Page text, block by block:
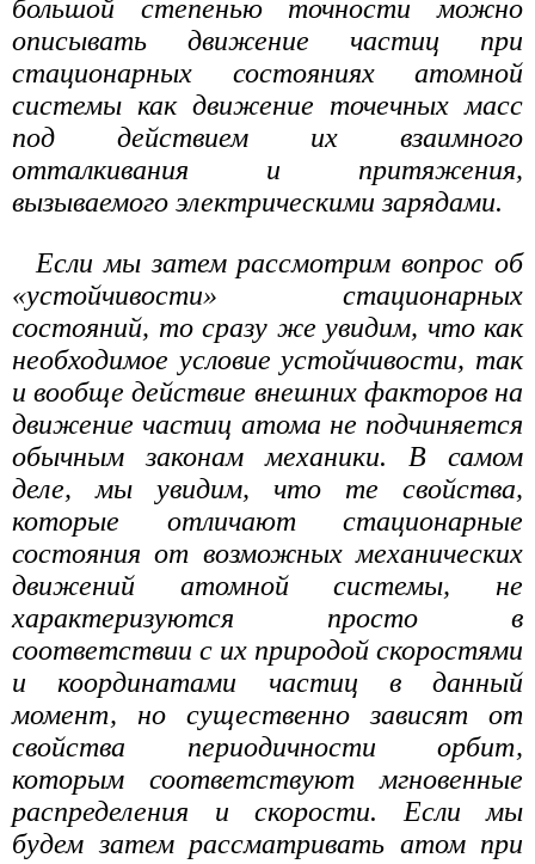
большой степенью точности можно
описывать движение частиц при
стационарных состояниях атомной
системы как движение точечных масс
под действием их взаимного
отталкивания и притяжения,
вызываемого электрическими зарядами.
Если мы затем рассмотрим вопрос об
«устойчивости» стационарных
состояний, то сразу же увидим, что как
необходимое условие устойчивости, так
и вообще действие внешних факторов на
движение частиц атома не подчиняется
обычным законам механики. В самом
деле, мы увидим, что те свойства,
которые отличают стационарные
состояния от возможных механических
движений атомной системы, не
характеризуются просто в
соответствии с их природой скоростями
и координатами частиц в данный
момент, но существенно зависят от
свойства периодичности орбит,
которым соответствуют мгновенные
распределения и скорости. Если мы
будем затем рассматривать атом при